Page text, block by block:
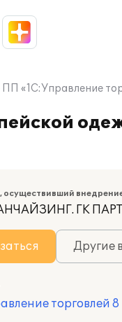
«1С:Управление
осуществивший
ГК
Другие
торговлей 8